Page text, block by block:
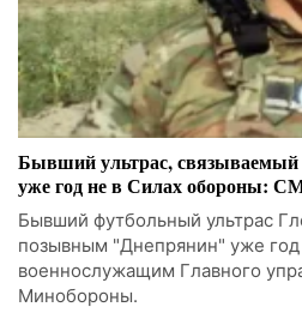
Бывший ультрас, связываемый
уже год не в Силах обороны:
Бывший футбольный ультрас
позывным "Днепрянин" уже год
военнослужащим Главного
Минобороны.